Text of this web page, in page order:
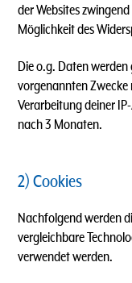
der Websites
Möglichkeit des
Die o.g. Daten
vorgenannten
Verarbeitung deiner
nach 3 Monaten.
2) Cookies
Nachfolgend werden
vergleichbare
verwendet werden.